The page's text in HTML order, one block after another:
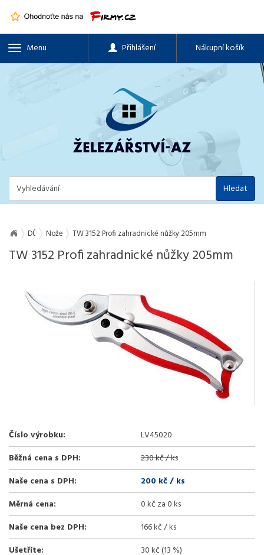
Menu Přihlášení Nákupní košík
Hledat
DŮM, BYT A ZAHRADA
Nože TW 3152 Profi zahradnické nůžky 205mm
TW 3152 Profi zahradnické nůžky 205mm
Číslo výrobku:
LV45020
Běžná cena s DPH:
230 kč / ks
Naše cena s DPH:
200 kč/ ks
Měrná cena:
0 kč za 0 ks
Naše cena bez DPH:
166 kč / ks
Ušetříte:
30 kč (13 %)